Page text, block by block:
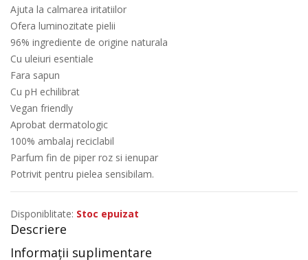
Ajuta la calmarea iritatiilor
Ofera luminozitate pielii
96% ingrediente de origine naturala
Cu uleiuri esentiale
Fara sapun
Cu pH echilibrat
Vegan friendly
Aprobat dermatologic
100% ambalaj reciclabil
Parfum fin de piper roz si ienupar
Potrivit pentru pielea sensibilam.
Disponiblitate: Stoc epuizat
Descriere
Informații suplimentare